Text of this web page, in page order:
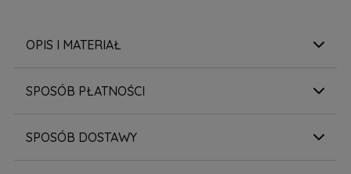
OPIS I MATERIAŁ
SPOSÓB PŁATNOŚCI
SPOSÓB DOSTAWY